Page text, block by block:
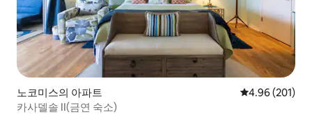
노코미스의 아파트 평점 4.96점(5
4.96 (201)
카사델솔 II(금연 숙소)